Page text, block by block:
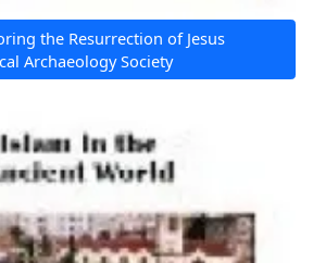
the Resurrection of Jesus
Archaeology Society